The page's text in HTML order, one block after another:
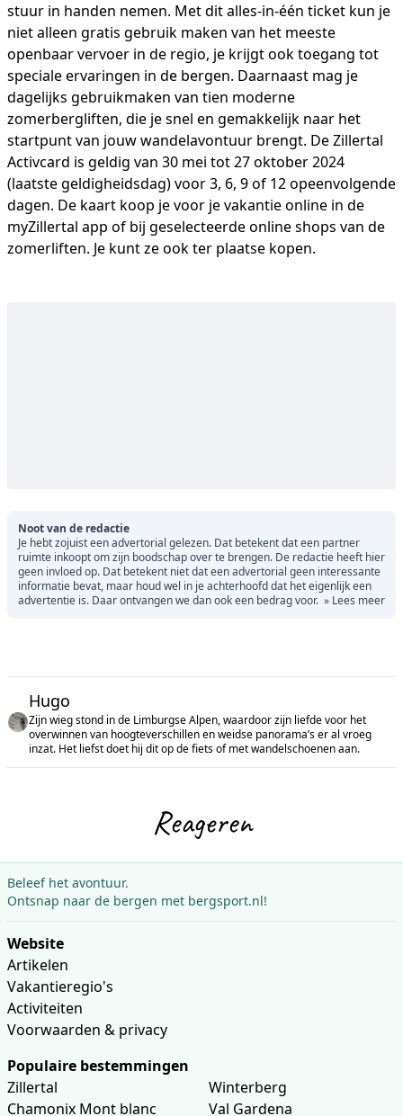
stuur in handen nemen. Met dit alles-in-één ticket kun je
niet alleen gratis gebruik maken van het meeste
openbaar vervoer in de regio, je krijgt ook toegang tot
speciale ervaringen in de bergen. Daarnaast mag je
dagelijks gebruikmaken van tien moderne
zomerbergliften, die je snel en gemakkelijk naar het
startpunt van jouw wandelavontuur brengt. De Zillertal
Activcard is geldig van 30 mei tot 27 oktober 2024
(laatste geldigheidsdag) voor 3, 6, 9 of 12 opeenvolgende
dagen. De kaart koop je voor je vakantie online in de
myZillertal app of bij geselecteerde online shops van de
zomerliften. Je kunt ze ook ter plaatse kopen.
Noot van de redactie
Je hebt zojuist een advertorial gelezen. Dat betekent dat een partner
ruimte inkoopt om zijn boodschap over te brengen. De redactie heeft hier
geen invloed op. Dat betekent niet dat een advertorial geen interessante
informatie bevat, maar houd wel in je achterhoofd dat het eigenlijk een
advertentie is. Daar ontvangen we dan ook een bedrag voor. » Lees meer
Hugo
Zijn wieg stond in de Limburgse Alpen, waardoor zijn liefde voor het
overwinnen van hoogteverschillen en weidse panorama’s er al vroeg
inzat. Het liefst doet hij dit op de fiets of met wandelschoenen aan.
Reageren
Beleef het avontuur.
Ontsnap naar de bergen met bergsport.nl!
Website
Artikelen
Vakantieregio's
Activiteiten
Voorwaarden & privacy
Populaire bestemmingen
Zillertal
Chamonix Mont blanc
Winterberg
Val Gardena